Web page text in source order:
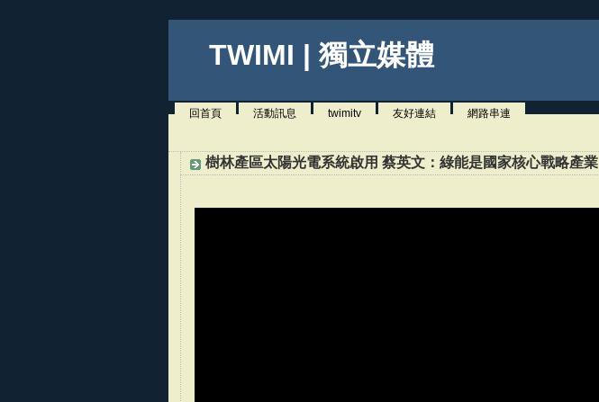
TWIMI | 獨立媒體
回首頁 活動訊息 twimitv 友好連結 網路串連
樹林產區太陽光電系統啟用 蔡英文：綠能是國家核心戰略產業